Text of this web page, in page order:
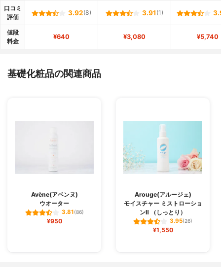
口コミ
評価
3.92(8) 3.91 (1)
値段
料金
¥640 ¥3,080 ¥5,740
基礎化粧品の関連商品
Avène(アベンヌ)
ウオーター
3.81(86)
¥950
Arouge(アルージェ)
モイスチャー ミストローショ
ンⅡ （しっとり）
3.95(26)
¥1,550